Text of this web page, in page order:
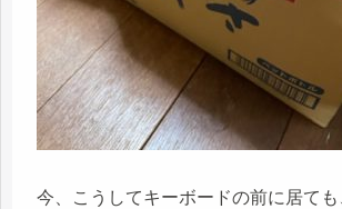
今、こうしてキーボードの前に居て